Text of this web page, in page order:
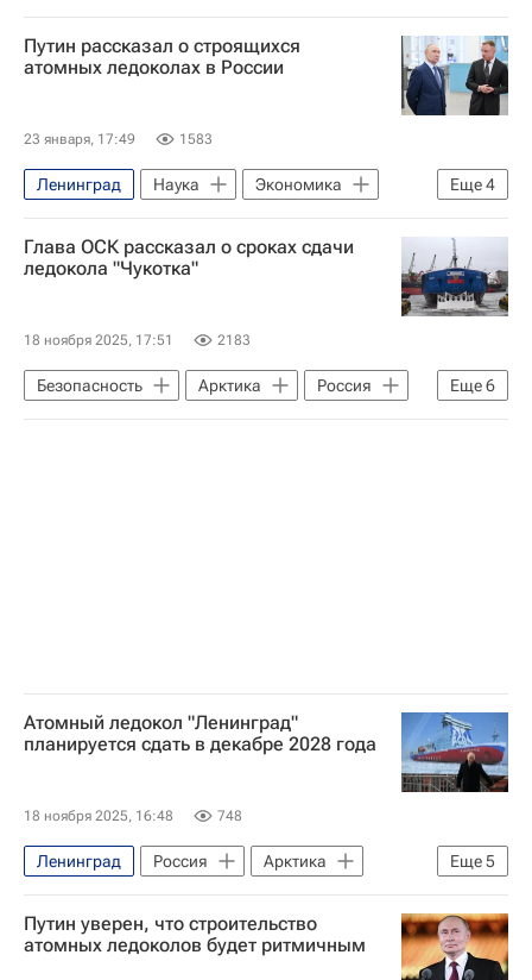
Санкт-Петербург
Россия
Путин рассказал о строящихся
атомных ледоколах в России
23 января, 17:49 1583
Еще4
Ленинград Наука
Экономика
Россия
Дальний Восток
Владимир Путин
Глава ОСК рассказал о сроках сдачи
ледокола "Чукотка"
18 ноября 2025, 17:51 2183
Еще6
Безопасность Арктика
Россия
Андрей Пучков
Владимир Воробьев
Атомный ледокол "Ленинград"
планируется сдать в декабре 2028 года
18 ноября 2025, 16:48 748
Еще5
Ленинград Россия
Арктика
Андрей Пучков
Владимир Путин
Владимир Воробьев
Путин уверен, что строительство
атомных ледоколов будет ритмичным